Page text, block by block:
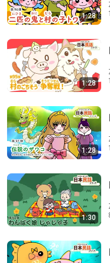
役立たずと見なさ
一族を救う | 浮世絵
日本浮世絵 • 159K
【人生大逆転】ど
1:28
1:28
1:28
1:30